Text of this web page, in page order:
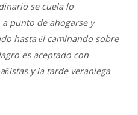
se cuela lo
punto de ahogarse y
hasta él caminando sobre
es aceptado con
y la tarde veraniega